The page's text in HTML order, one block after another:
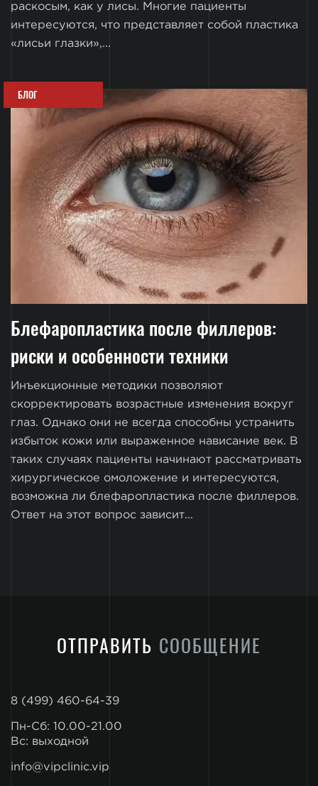
раскосым, как у лисы. Многие пациенты
интересуются, что представляет собой пластика
«лисьи глазки»,...
БЛОГ
Блефаропластика после филлеров:
риски и особенности техники
Инъекционные методики позволяют
скорректировать возрастные изменения вокруг
глаз. Однако они не всегда способны устранить
избыток кожи или выраженное нависание век. В
таких случаях пациенты начинают рассматривать
хирургическое омоложение и интересуются,
возможна ли блефаропластика после филлеров.
Ответ на этот вопрос зависит...
ОТПРАВИТЬ СООБЩЕНИЕ
8 (499) 460-64-39
Пн-Сб: 10.00-21.00
Вс: выходной
info@vipclinic.vip